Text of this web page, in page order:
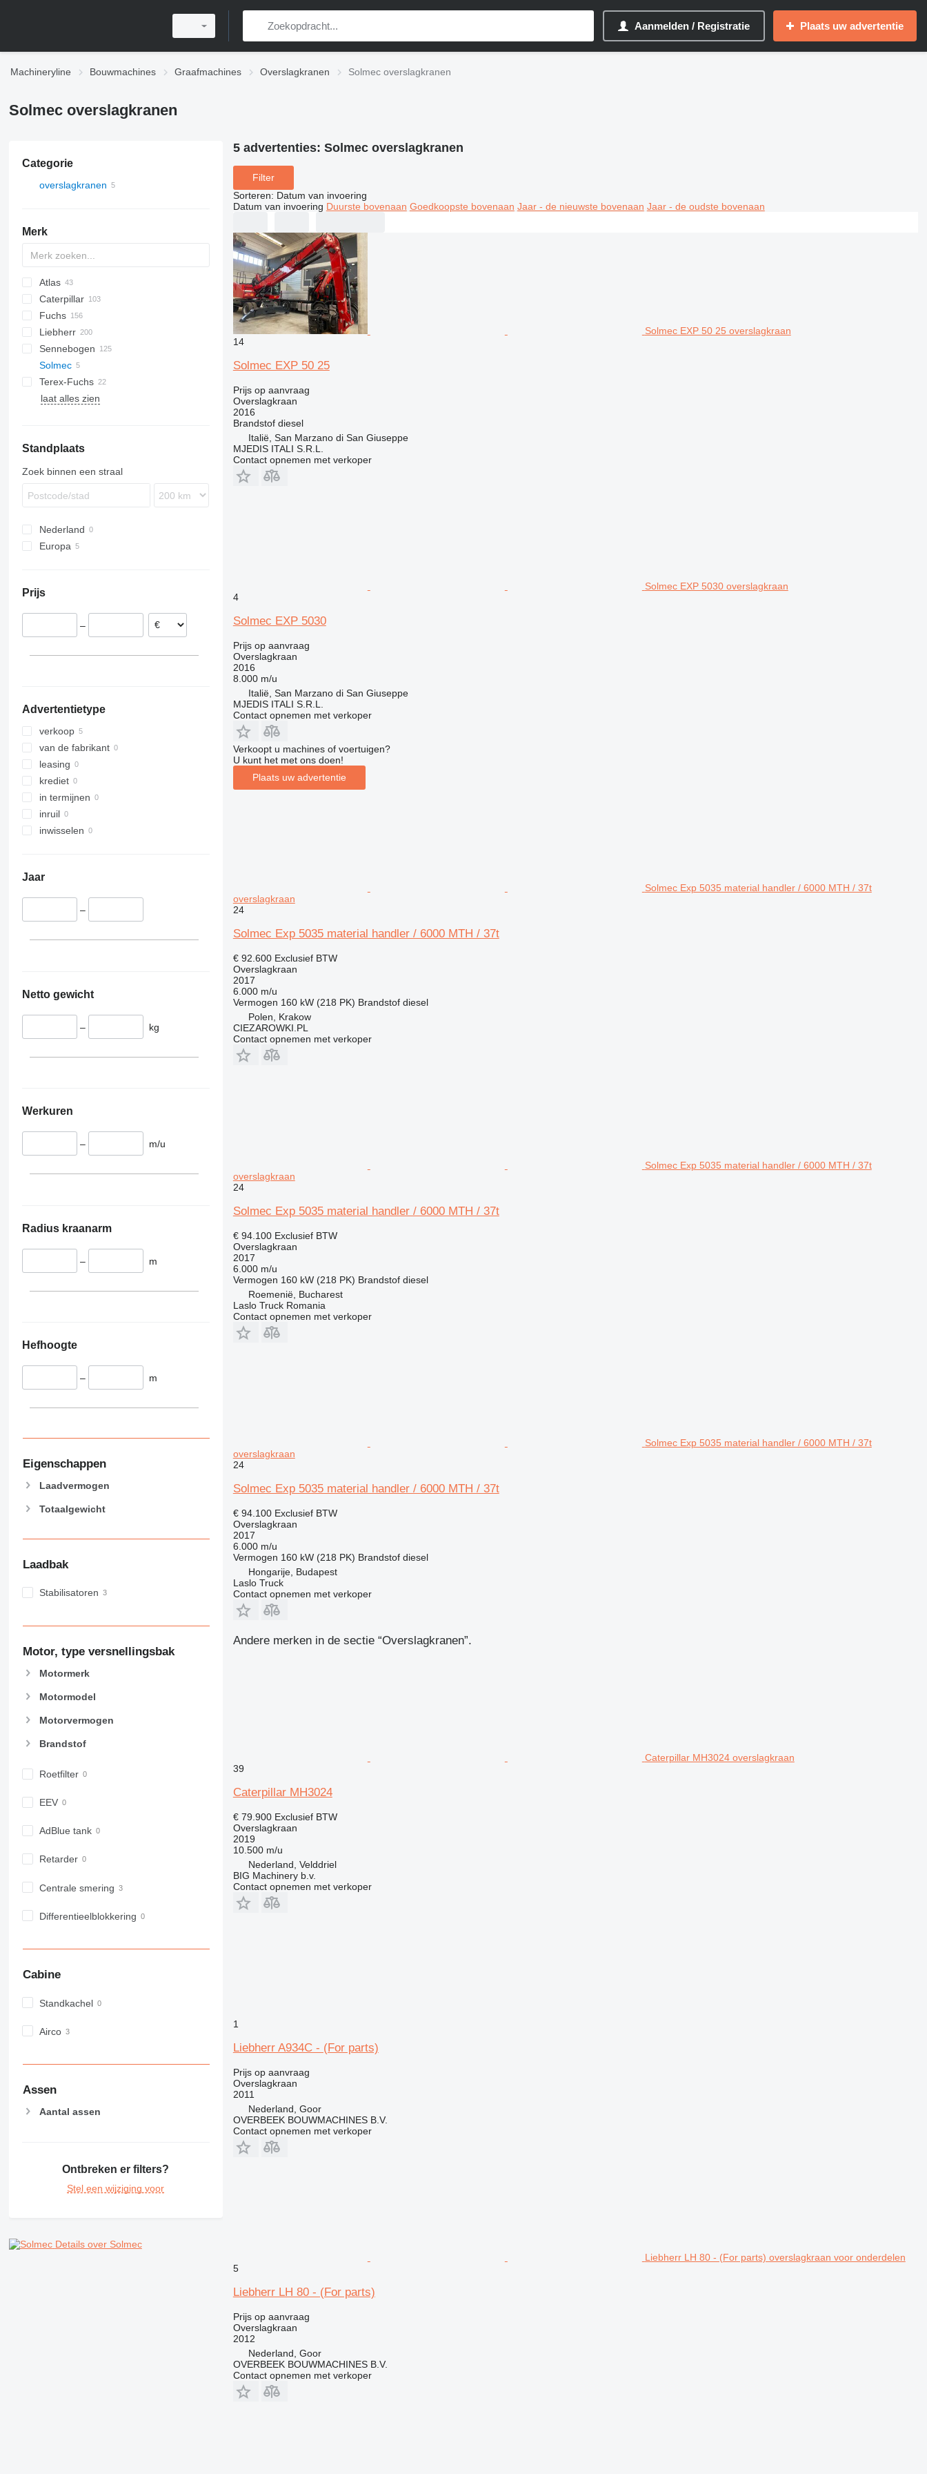
Aanmelden / Registratie Plaats uw advertentie
Machineryline Bouwmachines Graafmachines Overslagkranen Solmec overslagkranen
Solmec overslagkranen
Categorie
overslagkranen
Merk
Atlas
250MH
1504
1604
1704
1804
MH
1088
1188
Caterpillar
313
318
320
322
325
374
MH
DX
EX
FH
Fuchs
F-series
MHL
HMK
ZX
R-series
JS
SK
PW
Liebherr
A-series
LH
R-series
110
MH
Sennebogen
723
730
735
825
835
840
870
875
Solmec
SH
TB
Terex-Fuchs
EC
EW
XE
laat alles zien
Standplaats
Zoek binnen een straal
Nederland
Europa
Hongarije
Prijs
–
Advertentietype
verkoop
van de fabrikant
leasing
krediet
in termijnen
inruil
inwisselen
Jaar
–
Netto gewicht
– kg
Werkuren
– m/u
Radius kraanarm
– m
Hefhoogte
– m
Eigenschappen
Laadvermogen
Totaalgewicht
Laadbak
Stabilisatoren
Motor, type versnellingsbak
Motormerk
Motormodel
Motorvermogen
Brandstof
Roetfilter
EEV
AdBlue tank
Retarder
Centrale smering
Differentieelblokkering
Cabine
Standkachel
Airco
Assen
Aantal assen
Ontbreken er filters?
Stel een wijziging voor
Details over Solmec
5 advertenties: Solmec overslagkranen
Filter
Sorteren: Datum van invoering
Datum van invoering Duurste bovenaan Goedkoopste bovenaan Jaar - de nieuwste bovenaan Jaar - de oudste bovenaan
Solmec EXP 50 25 overslagkraan
14
Solmec EXP 50 25
Prijs op aanvraag
Overslagkraan
2016
Brandstof diesel
Italië, San Marzano di San Giuseppe
MJEDIS ITALI S.R.L.
Contact opnemen met verkoper
Solmec EXP 5030 overslagkraan
4
Solmec EXP 5030
Prijs op aanvraag
Overslagkraan
2016
8.000 m/u
Italië, San Marzano di San Giuseppe
MJEDIS ITALI S.R.L.
Contact opnemen met verkoper
Verkoopt u machines of voertuigen?
U kunt het met ons doen!
Plaats uw advertentie
Solmec Exp 5035 material handler / 6000 MTH / 37t
overslagkraan
24
Solmec Exp 5035 material handler / 6000 MTH / 37t
€ 92.600 Exclusief BTW
Overslagkraan
2017
6.000 m/u
Vermogen 160 kW (218 PK) Brandstof diesel
Polen, Krakow
CIEZAROWKI.PL
Contact opnemen met verkoper
Solmec Exp 5035 material handler / 6000 MTH / 37t
overslagkraan
24
Solmec Exp 5035 material handler / 6000 MTH / 37t
€ 94.100 Exclusief BTW
Overslagkraan
2017
6.000 m/u
Vermogen 160 kW (218 PK) Brandstof diesel
Roemenië, Bucharest
Laslo Truck Romania
Contact opnemen met verkoper
Solmec Exp 5035 material handler / 6000 MTH / 37t
overslagkraan
24
Solmec Exp 5035 material handler / 6000 MTH / 37t
€ 94.100 Exclusief BTW
Overslagkraan
2017
6.000 m/u
Vermogen 160 kW (218 PK) Brandstof diesel
Hongarije, Budapest
Laslo Truck
Contact opnemen met verkoper
Andere merken in de sectie “Overslagkranen”.
Caterpillar MH3024 overslagkraan
39
Caterpillar MH3024
€ 79.900 Exclusief BTW
Overslagkraan
2019
10.500 m/u
Nederland, Velddriel
BIG Machinery b.v.
Contact opnemen met verkoper
1
Liebherr A934C - (For parts)
Prijs op aanvraag
Overslagkraan
2011
Nederland, Goor
OVERBEEK BOUWMACHINES B.V.
Contact opnemen met verkoper
Liebherr LH 80 - (For parts) overslagkraan voor onderdelen
5
Liebherr LH 80 - (For parts)
Prijs op aanvraag
Overslagkraan
2012
Nederland, Goor
OVERBEEK BOUWMACHINES B.V.
Contact opnemen met verkoper